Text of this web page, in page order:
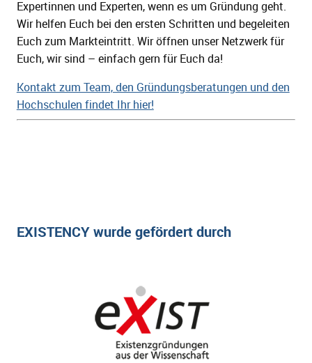
Expertinnen und Experten, wenn es um Gründung geht.
Wir helfen Euch bei den ersten Schritten und begeleiten
Euch zum Markteintritt. Wir öffnen unser Netzwerk für
Euch, wir sind – einfach gern für Euch da!
Kontakt zum Team, den Gründungsberatungen und den
Hochschulen findet Ihr hier!
EXISTENCY wurde gefördert durch